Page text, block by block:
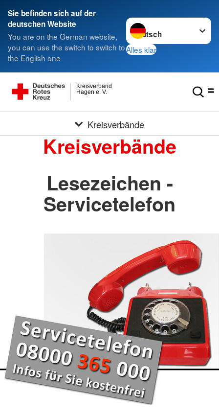
Sie befinden sich auf der
deutschen Website
You are on the German website,
you can use the switch to switch to
the English one
Sprache wechseln zu
Alles klar
Hagen e. V.
Kreisverband
Kreisverbände
Kreisverbände
Lesezeichen -
Servicetelefon